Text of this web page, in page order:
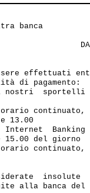
banca
DATA
effettuati
di pagamento:
i nostri  sportelli
continuato,
13.00
Banking
15.00 del giorno
alla banca del